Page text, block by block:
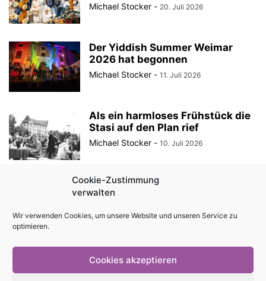
Cookie-Zustimmung
verwalten
Wir verwenden Cookies, um unsere Website und unseren Service zu
optimieren.
Cookies akzeptieren
Michael Stocker - 20. Juli 2026
Der Yiddish Summer Weimar
2026 hat begonnen
Michael Stocker - 11. Juli 2026
Als ein harmloses Frühstück die
Stasi auf den Plan rief
Michael Stocker - 10. Juli 2026
Ein Sommerspektakel vieler
Künste – Das Sommerspektakel
Michael Stocker
Impressum Kontakt Magazin als PDF Mediadaten